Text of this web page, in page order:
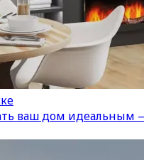
ваш дом идеальным